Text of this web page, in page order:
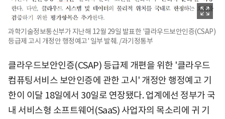
과학기술정보통신부가 지난해 12월 29일 발표한 '클라우드보안인증(CSAP)
등급제 고시 개정안 행정예고' 일부 발췌. /과기정통부
클라우드보안인증(CSAP) 등급제 개편을 위한 '클라우드
컴퓨팅서비스 보안인증에 관한 고시' 개정안 행정예고 기
한이 이달 18일에서 30일로 연장됐다. 업계에선 정부가 국
내 서비스형 소프트웨어(SaaS) 사업자의 목소리에 귀 기